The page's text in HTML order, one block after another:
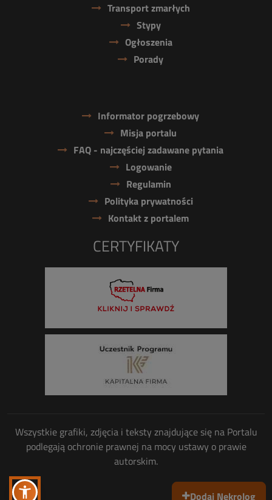
Dodaj Nekrolog
Transport zmarłych
Stypy
Ogłoszenia
Porady
Informator pogrzebowy
Misja portalu
FAQ - najczęściej zadawane pytania
Logowanie
Regulamin
Polityka prywatności
Kontakt z portalem
CERTYFIKATY
Wszystkie grafiki, zdjęcia i teksty znajdujące się na Portalu
podlegają ochronie prawnej na mocy ustawy o prawie
autorskim.